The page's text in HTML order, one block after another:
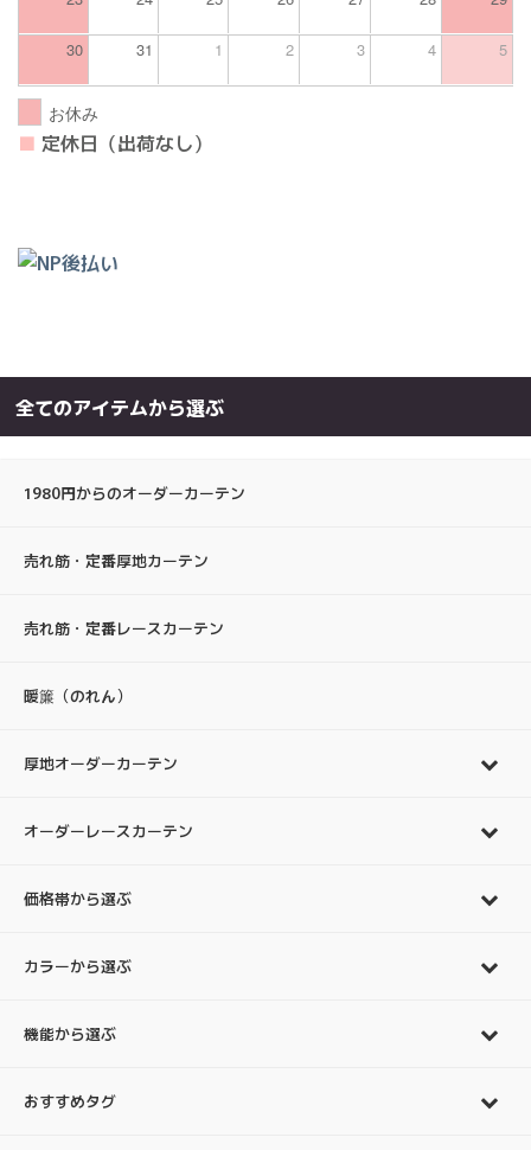
30 31 1 2 3 4 5
お休み
■ 定休日（出荷なし）
全てのアイテムから選ぶ
1980円からのオーダーカーテン
売れ筋・定番厚地カーテン
売れ筋・定番レースカーテン
暖簾（のれん）
厚地オーダーカーテン
オーダーレースカーテン
価格帯から選ぶ
カラーから選ぶ
機能から選ぶ
おすすめタグ